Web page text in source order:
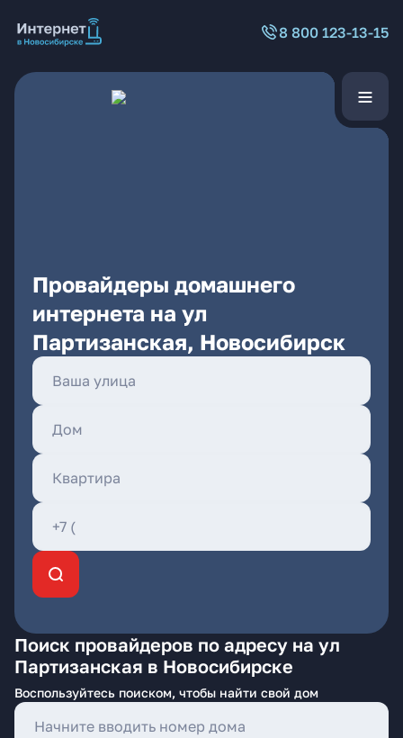
8 800 123-13-15
Провайдеры домашнего
интернета на ул
Партизанская, Новосибирск
Поиск провайдеров по адресу на ул
Партизанская в Новосибирске
Воспользуйтесь поиском, чтобы найти свой дом